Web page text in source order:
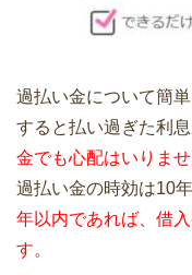
過払い金について簡
すると払い過ぎた利息
金でも心配はいりませ
過払い金の時効は10年
年以内であれば、借
す。